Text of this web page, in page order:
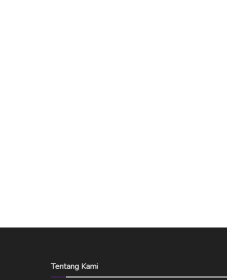
Tentang Kami